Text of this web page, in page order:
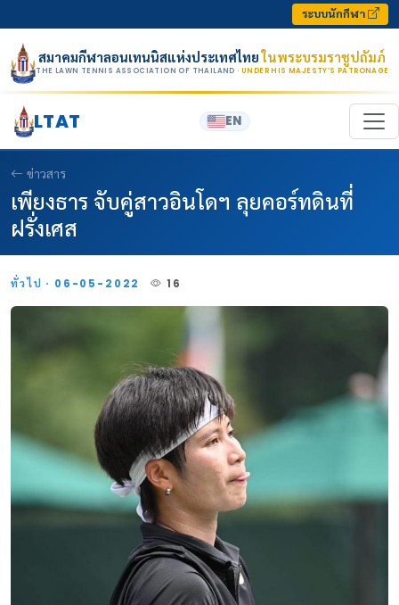
ระบบนักกีฬา
สมาคมกีฬาลอนเทนนิสแห่งประเทศไทยในพระบรมราชูปถัมภ์
THE LAWN TENNIS ASSOCIATION OF THAILAND · UNDER HIS MAJESTY’S PATRONAGE
LTAT EN
ข่าวสาร
เพียงธาร จับคู่สาวอินโดฯ ลุยคอร์ทดินที่
ฝรั่งเศส
ทั่วไป · 06-05-2022 16